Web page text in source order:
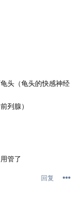
头（龟头的快感神经
列腺）
管了
回复